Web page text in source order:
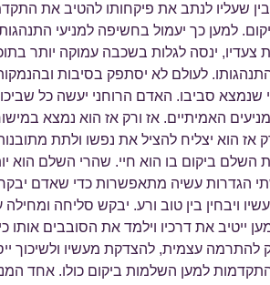
שעליו לנתב את פיקחותו להטיב את
למען כך יעמול בחשיפה למניעי
צעדיו, ינסה לגלות בשכבה עמוקה יותר
לעולם לא יסתפק בסיבות ובהנמקות
שנמצא סביבו. האדם הרוחני יעשה כל
האמיתיים. אז ורק אז הוא נמצא
אז הוא יצליח להציל את נפשו ולתת
השלם ביקום בו הוא חיי. שהרי השלם הוא
הגדרות עשיה מתאפשרות כדי שאדם
ויבחין בין טוב ורע. יבקש סליחה
ייטיב את דרכיו וילמד את הסובבים
להתרמה עצמית, להצדקת מעשיו ולשיכוך
למען השלמות ביקום כולו. אחד